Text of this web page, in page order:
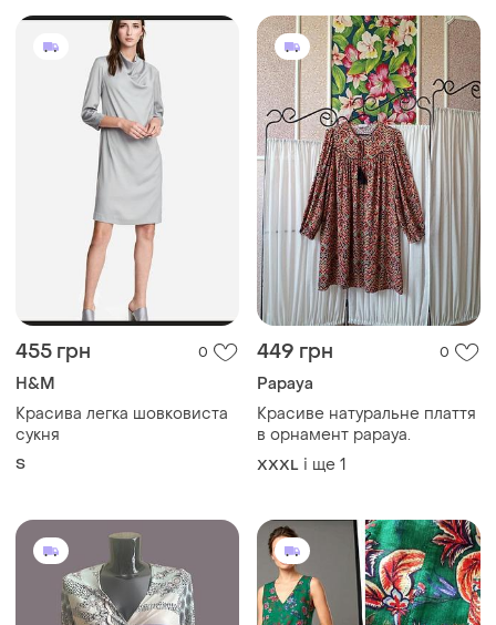
Красива легка шовковиста
449 грн 0
Papaya
Красиве натуральне плаття
в орнамент papaya.
XXXL і ще 1